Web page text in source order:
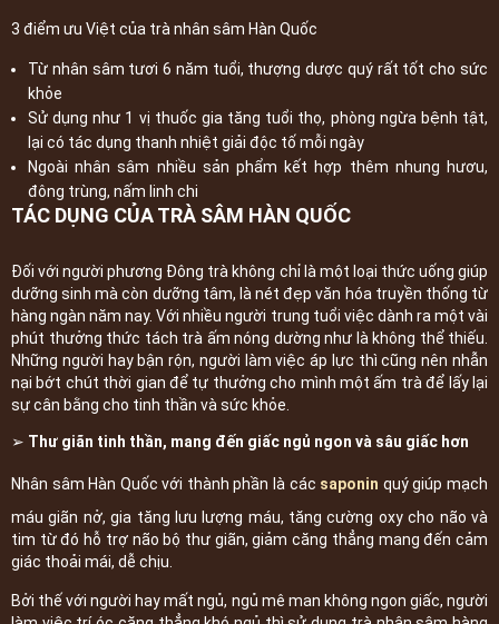
3 điểm ưu Việt của trà nhân sâm Hàn Quốc
Từ nhân sâm tươi 6 năm tuổi, thượng dược quý rất tốt cho sức
khỏe
Sử dụng như 1 vị thuốc gia tăng tuổi thọ, phòng ngừa bệnh tật,
lại có tác dụng thanh nhiệt giải độc tố mỗi ngày
Ngoài nhân sâm nhiều sản phẩm kết hợp thêm nhung hươu,
đông trùng, nấm linh chi
TÁC DỤNG CỦA TRÀ SÂM HÀN QUỐC
Đối với người phương Đông trà không chỉ là một loại thức uống giúp
dưỡng sinh mà còn dưỡng tâm, là nét đẹp văn hóa truyền thống từ
hàng ngàn năm nay. Với nhiều người trung tuổi việc dành ra một vài
phút thưởng thức tách trà ấm nóng dường như là không thể thiếu.
Những người hay bận rộn, người làm việc áp lực thì cũng nên nhẫn
nại bớt chút thời gian để tự thưởng cho mình một ấm trà để lấy lại
sự cân bằng cho tinh thần và sức khỏe.
➢ Thư giãn tinh thần, mang đến giấc ngủ ngon và sâu giấc hơn
Nhân sâm Hàn Quốc với thành phần là các saponin quý giúp mạch
máu giãn nở, gia tăng lưu lượng máu, tăng cường oxy cho não và
tim từ đó hỗ trợ não bộ thư giãn, giảm căng thẳng mang đến cảm
giác thoải mái, dễ chịu.
Bởi thế với người hay mất ngủ, ngủ mê man không ngon giấc, người